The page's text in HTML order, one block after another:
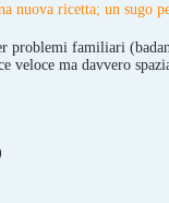
nuova ricetta; un sugo
problemi familiari
veloce ma davvero